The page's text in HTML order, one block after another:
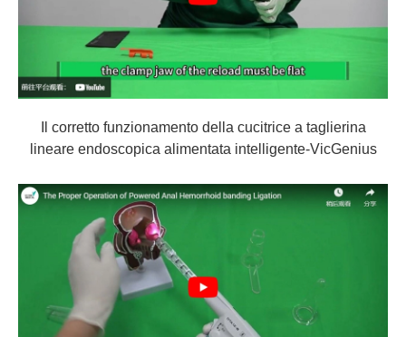
Il corretto funzionamento della cucitrice a taglierina
lineare endoscopica alimentata intelligente-VicGenius